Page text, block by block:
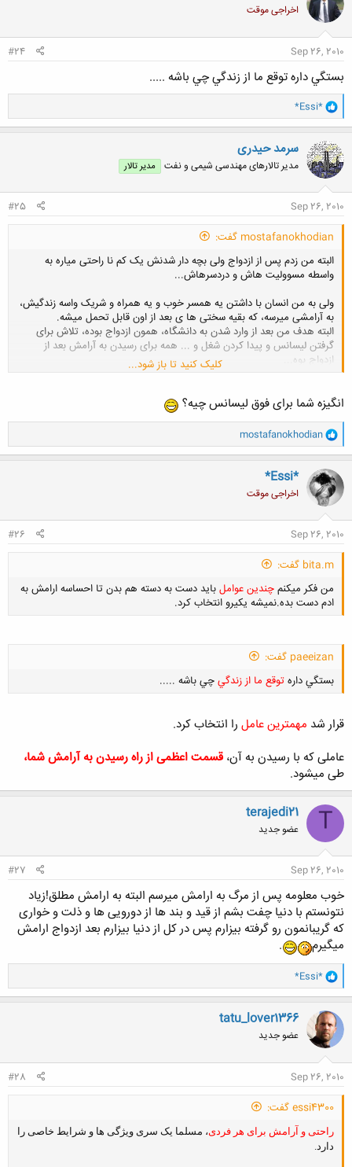
ه
ا
اخراجی موقت
Sep 26, 2010
#24
بستگي داره توقع ما از زندگي چي باشه .....
و
ا
ک
ن
ش
ه
ا
*Essi*
سرمد حیدری
مدیر تالارهای مهندسی شیمی و نفت مدیر تالار
Sep 26, 2010
#25
mostafanokhodian گفت:
البته من زدم پس از ازدواج ولی بچه دار شدنش یک کم نا راحتی میاره به
واسطه مسوولیت هاش و دردسرهاش...
ولی به من انسان با داشتن یه همسر خوب و یه همراه و شریک واسه زندگیش،
به آرامشی میرسه، که بقیه سختی ها ی بعد از اون قابل تحمل میشه.
البته هدف من بعد از وارد شدن به دانشگاه، همون ازدواج بوده، تلاش برای
گرفتن لیسانس و پیدا کردن شغل و ... همه برای رسیدن به آرامش بعد از
ازدواج بوه...
کلیک کنید تا باز شود...
انگیزه شما برای فوق لیسانس چیه؟
و
ا
ک
ن
ش
ه
ا
mostafanokhodian
*Essi*
اخراجی موقت
Sep 26, 2010
#26
bita.m گفت:
من فکر میکنمچندین عواملباید دست به دسته هم بدن تا احساسه ارامش به
ادم دست بده.نمیشه یکیرو انتخاب کرد.
کلیک کنید تا باز شود...
paeeizan گفت:
بستگي دارهتوقع ما از زندگيچي باشه .....
قرار شد مهمترین عامل را انتخاب کرد.
عاملی که با رسیدن به آن، قسمت اعظمی از راه رسیدن به آرامش شما،
طی میشود.
T
terajedi21
عضو جدید
Sep 26, 2010
#27
خوب معلومه پس از مرگ به ارامش میرسم البته به ارامش مطلق!زیاد
نتونستم با دنیا چفت بشم از قید و بند ها از دورویی ها و ذلت و خواری
که گریبانمون رو گرفته بیزارم پس در کل از دنیا بیزارم بعد ازدواج ارامش
میگیرم
.
و
ا
ک
ن
ش
ه
ا
*Essi*
tatu_lover1366
عضو جدید
Sep 26, 2010
#28
essi4300 گفت:
راحتی و آرامش برای هر فردی، مسلما یک سری ویژگی ها و شرایط خاصی را
دارد.